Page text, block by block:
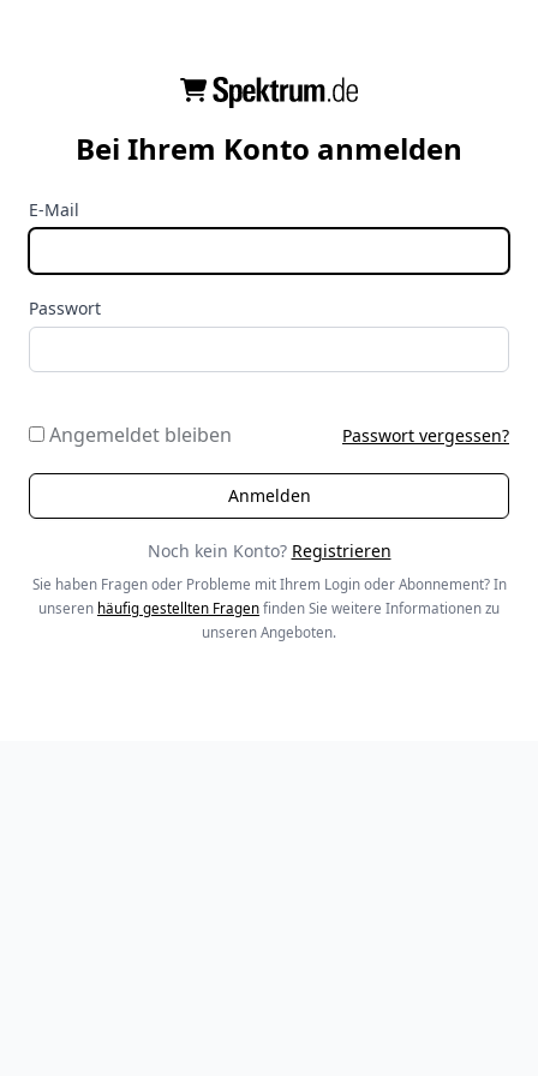
Bei Ihrem Konto anmelden
E-Mail
Passwort
Angemeldet bleiben Passwort vergessen?
Noch kein Konto? Registrieren
Sie haben Fragen oder Probleme mit Ihrem Login oder Abonnement? In
unseren häufig gestellten Fragen finden Sie weitere Informationen zu
unseren Angeboten.